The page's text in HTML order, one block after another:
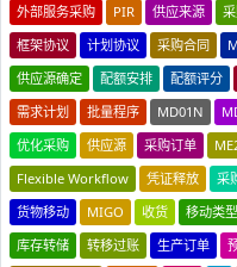
外部服务采购
PIR 供应来源
框架协议
计划协议 采购合同
供应源确定
配额安排 配额评分
需求计划
批量程序 MD01N
优化采购
供应源 采购订单
Flexible Workflow
凭证释放 采
货物移动
MIGO 收货 移动类型
库存转储
转移过账 生产订单